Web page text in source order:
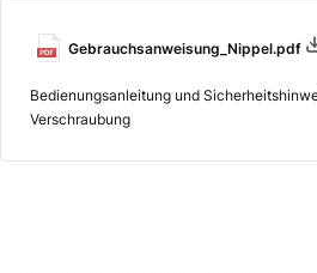
Gebrauchsanweisung_Nippel.pdf
Bedienungsanleitung und
Verschraubung